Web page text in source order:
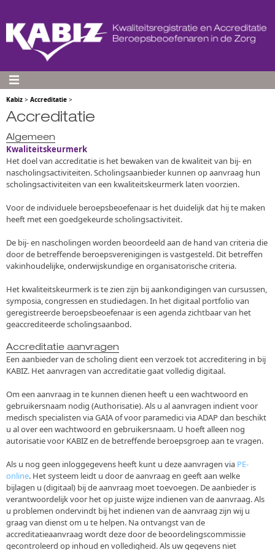
Kabiz > Accreditatie >
Accreditatie
Algemeen
Kwaliteitskeurmerk
Het doel van accreditatie is het bewaken van de kwaliteit van bij- en
nascholingsactiviteiten. Scholingsaanbieder kunnen op aanvraag hun
scholingsactiviteiten van een kwaliteitskeurmerk laten voorzien.
Voor de individuele beroepsbeoefenaar is het duidelijk dat hij te maken
heeft met een goedgekeurde scholingsactiviteit.
De bij- en nascholingen worden beoordeeld aan de hand van criteria die
door de betreffende beroepsverenigingen is vastgesteld. Dit betreffen
vakinhoudelijke, onderwijskundige en organisatorische criteria.
Het kwaliteitskeurmerk is te zien zijn bij aankondigingen van cursussen,
symposia, congressen en studiedagen. In het digitaal portfolio van
geregistreerde beroepsbeoefenaar is een agenda zichtbaar van het
geaccrediteerde scholingsaanbod.
Accreditatie aanvragen
Een aanbieder van de scholing dient een verzoek tot accreditering in bij
KABIZ. Het aanvragen van accreditatie gaat volledig digitaal.
Om een aanvraag in te kunnen dienen heeft u een wachtwoord en
gebruikersnaam nodig (Authorisatie). Als u al aanvragen indient voor
medisch specialisten via GAIA of voor paramedici via ADAP dan beschikt
u al over een wachtwoord en gebruikersnaam. U hoeft alleen nog
autorisatie voor KABIZ en de betreffende beroepsgroep aan te vragen.
Als u nog geen inloggegevens heeft kunt u deze aanvragen via PE-
online. Het systeem leidt u door de aanvraag en geeft aan welke
bijlagen u (digitaal) bij de aanvraag moet toevoegen. De aanbieder is
verantwoordelijk voor het op juiste wijze indienen van de aanvraag. Als
u problemen ondervindt bij het indienen van de aanvraag zijn wij u
graag van dienst om u te helpen. Na ontvangst van de
accreditatieaanvraag wordt deze door de beoordelingscommissie
gecontroleerd op inhoud en volledigheid. Als uw gegevens niet